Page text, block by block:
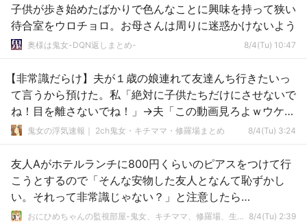
子供が歩き始めたばかりで色んなことに興味を持って狭い
待合室をウロチョロ。お母さんは周りに迷惑かけないよう
奥様は鬼女-DQN返しまとめ- 8/4(Tu) 10:47
【非常識だらけ】夫が１歳の娘連れて友達んち行きたいっ
て言うから預けた。私「絶対に子供たちだけにさせないで
ね！目を離さないでね！」→夫「この動画見ろよｗウケる
ｗｗ」私「」→
鬼女の浮気速報｜ 2ch鬼女・キチママ・修羅場まとめ 8/4(Tu) 3:24
友人Aがホテルランチに800円くらいのピアスをつけて行
こうとするので「そんな安物した友人となんて恥ずかし
い。それって非常識じゃない？」と注意したら…
おにひめちゃんの監視部屋-鬼女、キチママ、修羅場、生活まとめ- 8/4(Tu) 2:39